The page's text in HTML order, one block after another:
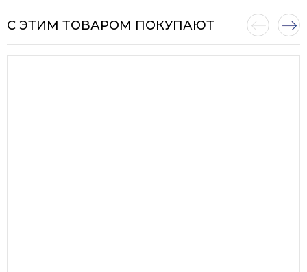
С ЭТИМ ТОВАРОМ ПОКУПАЮТ